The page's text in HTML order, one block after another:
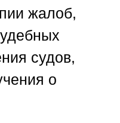
жалоб,
судов,
о